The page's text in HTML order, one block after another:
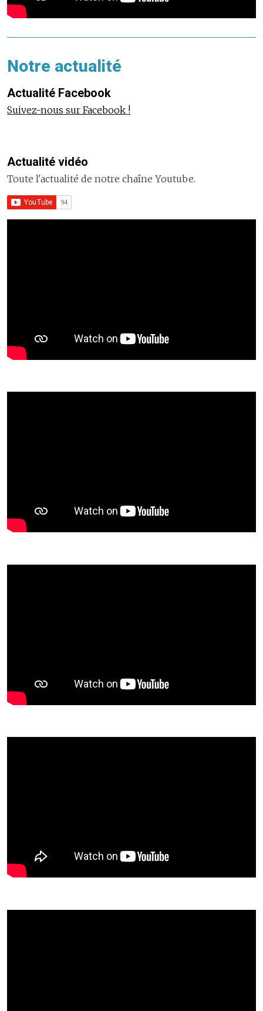
Notre actualité
Actualité Facebook
Suivez-nous sur Facebook !
Actualité vidéo
Toute l'actualité de notre chaîne Youtube.